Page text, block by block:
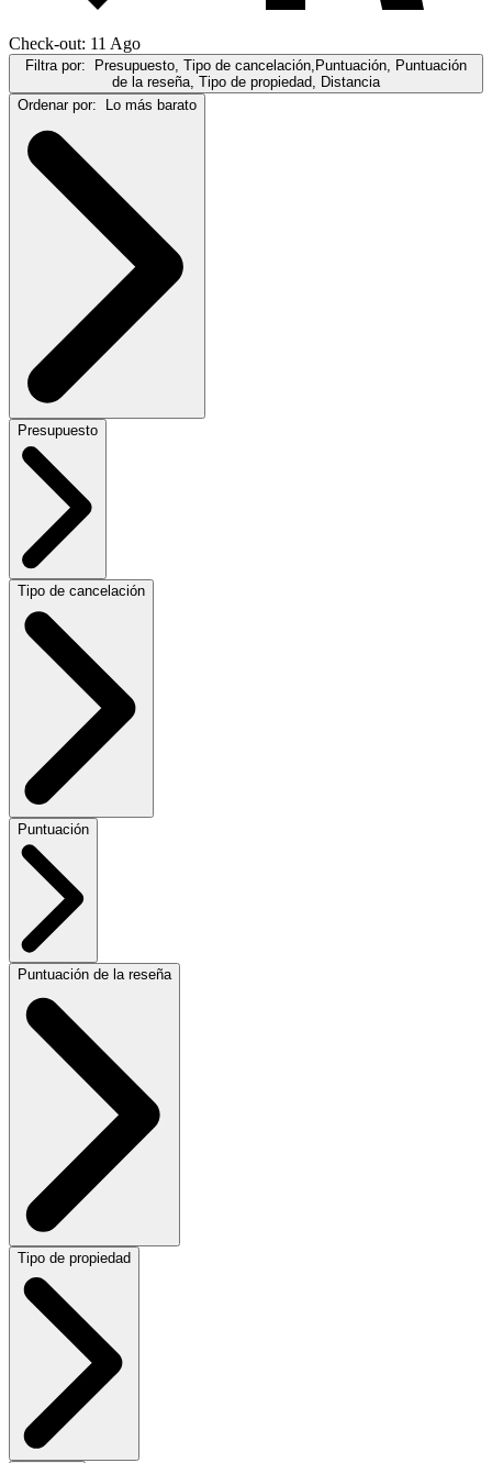
Check-out: 11 Ago
Filtra por:
Presupuesto, Tipo de cancelación,Puntuación, Puntuación
de la reseña, Tipo de propiedad, Distancia
Ordenar por:
Lo más barato
Presupuesto
Tipo de cancelación
Puntuación
Puntuación de la reseña
Tipo de propiedad